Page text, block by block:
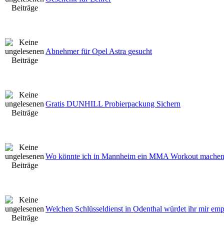
Abnehmer für Opel Astra gesucht
Gratis DUNHILL Probierpackung Sichern
Wo könnte ich in Mannheim ein MMA Workout
Welchen Schlüsseldienst in Odenthal würdet ihr mir